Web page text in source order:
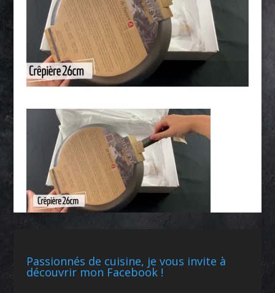
Passionnés de cuisine, je vous invite à
découvrir mon Facebook !